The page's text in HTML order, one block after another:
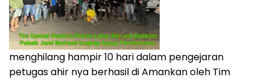
menghilang hampir 10 hari dalam pengejaran
petugas ahir nya berhasil di Amankan oleh Tim